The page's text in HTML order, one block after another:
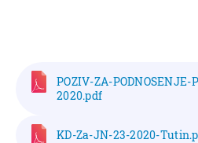
POZIV-ZA-PODNOSENJE-
2020.pdf
KD-Za-JN-23-2020-